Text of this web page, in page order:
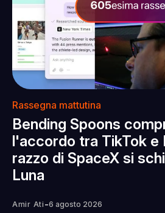
Rassegna mattutina
Bending Spoons
l'accordo tra TikTok e
razzo di SpaceX si
Luna
Amir Ati -6 agosto 2026